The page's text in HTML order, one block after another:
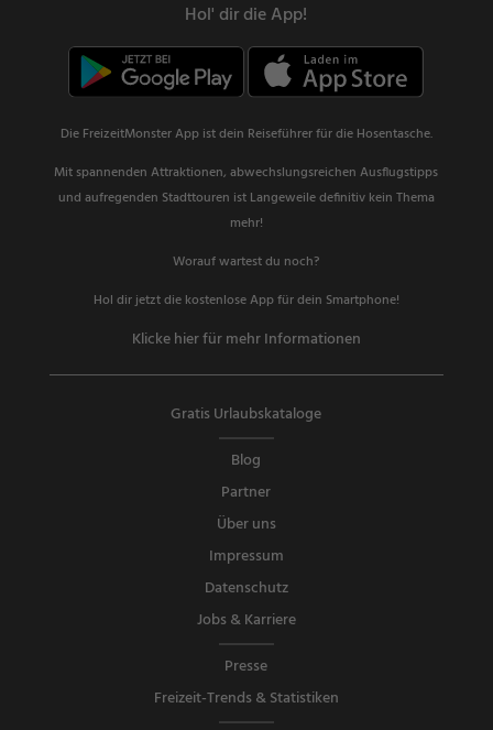
Hol' dir die App!
Die FreizeitMonster App ist dein Reiseführer für die Hosentasche.
Mit spannenden Attraktionen, abwechslungsreichen Ausflugstipps
und aufregenden Stadttouren ist Langeweile definitiv kein Thema
mehr!
Worauf wartest du noch?
Hol dir jetzt die kostenlose App für dein Smartphone!
Klicke hier für mehr Informationen
Gratis Urlaubskataloge
Blog
Partner
Über uns
Impressum
Datenschutz
Jobs & Karriere
Presse
Freizeit-Trends & Statistiken